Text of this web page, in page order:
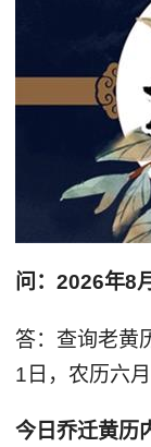
问：2026年8
答：查询老黄
1日，农历六月
今日乔迁黄历